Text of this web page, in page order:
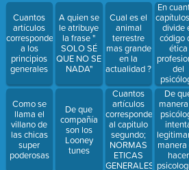
Cuantos
artículos
corresponden
a los
principios
generales
Como se
llama el
villano de
las chicas
super
poderosas
A quien se
le atribuye
la frase "
SOLO SÉ
QUE NO SE
NADA"
De que
compañía
son los
Looney
tunes
Cual es el
animal
terrestre
mas grande
en la
actualidad ?
Cuantos
artículos
corresponden
al capitulo
segundo;
NORMAS
ETICAS
GENERALES
En
divide
código
ética
del
De
manera
hacer